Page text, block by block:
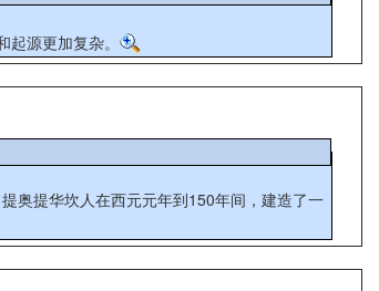
起源更加复杂。
奥提华坎人在西元元年到150年间，建造了一